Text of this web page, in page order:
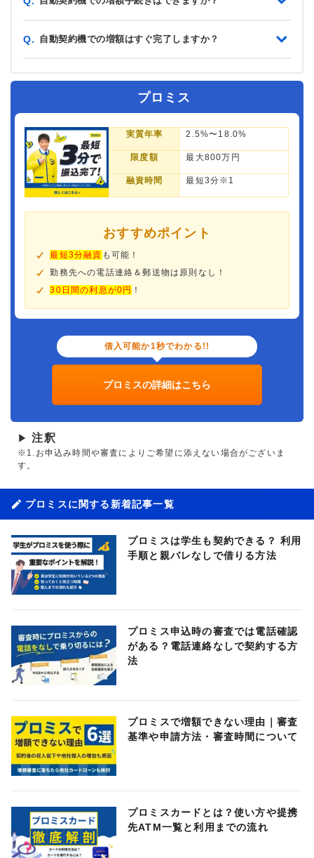
Q. 自動契約機での増額はすぐ完了しますか？
プロミス
実質年率 2.5%〜18.0%
限度額 最大800万円
融資時間 最短3分※1
おすすめポイント
最短3分融資 も可能！
勤務先への電話連絡＆郵送物は原則なし！
30日間の利息が0円 ！
借入可能か1秒でわかる!!
プロミスの詳細はこちら
▶ 注釈
※1.お申込み時間や審査によりご希望に添えない場合がございま
す。
プロミスに関する新着記事一覧
プロミスは学生も契約できる？ 利用
手順と親バレなしで借りる方法
プロミス申込時の審査では電話確認
がある？電話連絡なしで契約する方
法
プロミスで増額できない理由｜審査
基準や申請方法・審査時間について
プロミスカードとは？使い方や提携
先ATM一覧と利用までの流れ